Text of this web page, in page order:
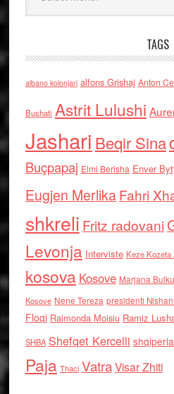
TAGS
albano kolonjari alfons Grishaj Anton
Bushati Astrit Lulushi
Jashari Beqir Sina
Buçpapaj Elmi Berisha Enver
Eugjen MerlikaFahri
shkreli Fritz radovani
Levonja Interviste Keze Kozeta
kosova Kosove Marjana Bulku
Kosove Nene Tereza presidenti Nishani
Floqi Raimonda Moisiu Ramiz
SHBA Shefqet Kercelli shqiperia
Paja Thaci VatraVisar Zhiti